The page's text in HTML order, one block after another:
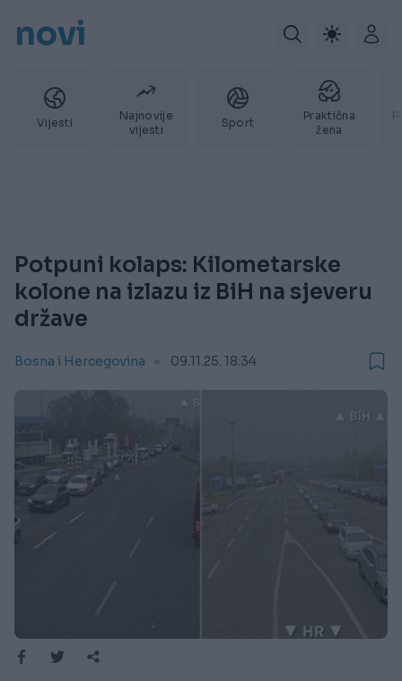
novi
Vijesti
Najnovije
vijesti
Sport
Praktična
žena
Potpuni kolaps: Kilometarske
kolone na izlazu iz BiH na sjeveru
države
Bosna i Hercegovina 09.11.25. 18:34